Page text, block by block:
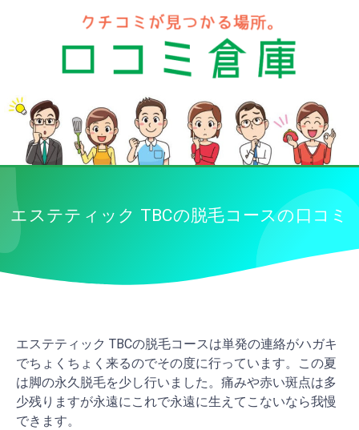
エステティック TBCの脱毛コースの口コミ
エステティック TBCの脱毛コースは単発の連絡がハガキ
でちょくちょく来るのでその度に行っています。この夏
は脚の永久脱毛を少し行いました。痛みや赤い斑点は多
少残りますが永遠にこれで永遠に生えてこないなら我慢
できます。